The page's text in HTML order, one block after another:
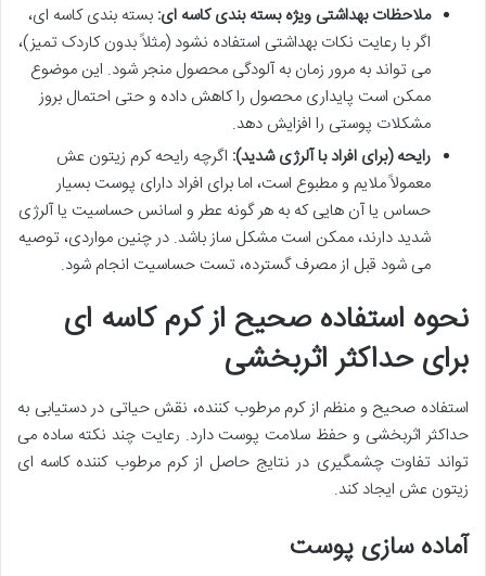
ملاحظات بهداشتی ویژه بسته بندی کاسه ای: بسته بندی کاسه ای،
اگر با رعایت نکات بهداشتی استفاده نشود (مثلاً بدون کاردک تمیز)،
می تواند به مرور زمان به آلودگی محصول منجر شود. این موضوع
ممکن است پایداری محصول را کاهش داده و حتی احتمال بروز
مشکلات پوستی را افزایش دهد.
رایحه (برای افراد با آلرژی شدید): اگرچه رایحه کرم زیتون عش
معمولاً ملایم و مطبوع است، اما برای افراد دارای پوست بسیار
حساس یا آن هایی که به هر گونه عطر و اسانس حساسیت یا آلرژی
شدید دارند، ممکن است مشکل ساز باشد. در چنین مواردی، توصیه
می شود قبل از مصرف گسترده، تست حساسیت انجام شود.
نحوه استفاده صحیح از کرم کاسه ای
برای حداکثر اثربخشی
استفاده صحیح و منظم از کرم مرطوب کننده، نقش حیاتی در دستیابی به
حداکثر اثربخشی و حفظ سلامت پوست دارد. رعایت چند نکته ساده می
تواند تفاوت چشمگیری در نتایج حاصل از کرم مرطوب کننده کاسه ای
زیتون عش ایجاد کند.
آماده سازی پوست